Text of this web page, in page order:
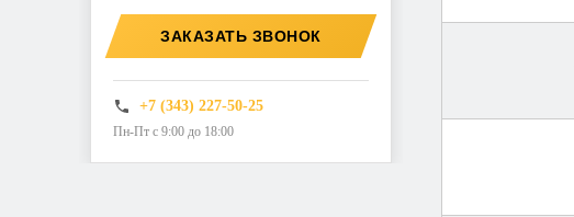
ЗАКАЗАТЬ ЗВОНОК
+7 (343) 227-50-25
Пн-Пт с 9:00 до 18:00